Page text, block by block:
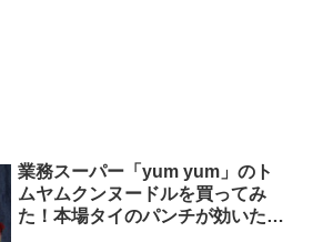
業務スーパー「yum yum」のト
ムヤムクンヌードルを買ってみ
た！本場タイのパンチが効いた辛